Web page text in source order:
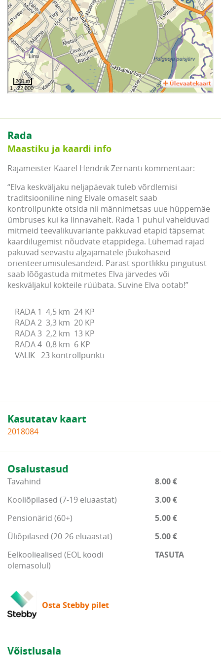
Rada
Maastiku ja kaardi info
Rajameister Kaarel Hendrik Zernanti kommentaar:
“Elva keskväljaku neljapäevak tuleb võrdlemisi
traditsiooniline ning Elvale omaselt saab
kontrollpunkte otsida nii männimetsas uue hüppemäe
ümbruses kui ka linnavahelt. Rada 1 puhul vahelduvad
mitmeid teevalikuvariante pakkuvad etapid täpsemat
kaardilugemist nõudvate etappidega. Lühemad rajad
pakuvad seevastu algajamatele jõukohaseid
orienteerumisülesandeid. Pärast sportlikku pingutust
saab lõõgastuda mitmetes Elva järvedes või
keskväljakul kokteile rüübata. Suvine Elva ootab!”
RADA 1  4,5 km  24 KP
RADA 2  3,3 km  20 KP
RADA 3  2,2 km  13 KP
RADA 4  0,8 km  6 KP
VALIK   23 kontrollpunkti
Kasutatav kaart
2018084
Osalustasud
Tavahind
8.00 €
Kooliõpilased (7-19 eluaastat)
3.00 €
Pensionärid (60+)
5.00 €
Üliõpilased (20-26 eluaastat)
5.00 €
Eelkooliealised (EOL koodi
olemasolul)
TASUTA
Osta Stebby pilet
Võistlusala